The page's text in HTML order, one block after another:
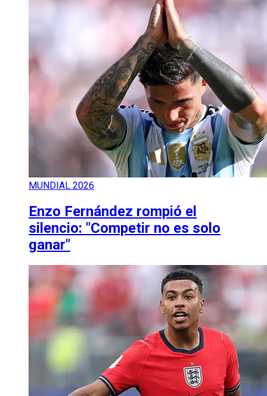
MUNDIAL 2026
Enzo Fernández rompió el
silencio: "Competir no es solo
ganar"